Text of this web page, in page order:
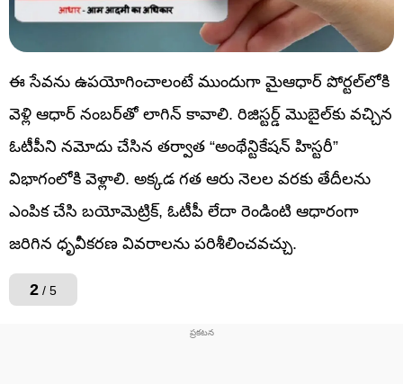
ఈ సేవను ఉపయోగించాలంటే ముందుగా మైఆధార్‌ పోర్టల్‌లోకి
వెళ్లి ఆధార్‌ నంబర్‌తో లాగిన్‌ కావాలి. రిజిస్టర్డ్‌ మొబైల్‌కు వచ్చిన
ఓటీపీని నమోదు చేసిన తర్వాత “అంథేన్టికేషన్ హిస్టరీ”
విభాగంలోకి వెళ్లాలి. అక్కడ గత ఆరు నెలల వరకు తేదీలను
ఎంపిక చేసి బయోమెట్రిక్‌, ఓటీపీ లేదా రెండింటి ఆధారంగా
జరిగిన ధృవీకరణ వివరాలను పరిశీలించవచ్చు.
2 / 5